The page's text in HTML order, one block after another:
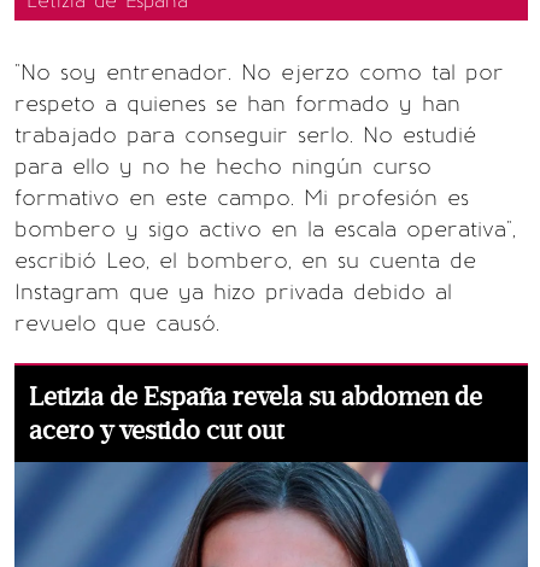
"No soy entrenador. No ejerzo como tal por
respeto a quienes se han formado y han
trabajado para conseguir serlo. No estudié
para ello y no he hecho ningún curso
formativo en este campo. Mi profesión es
bombero y sigo activo en la escala operativa",
escribió Leo, el bombero, en su cuenta de
Instagram que ya hizo privada debido al
revuelo que causó.
Letizia de España revela su abdomen de
acero y vestido cut out